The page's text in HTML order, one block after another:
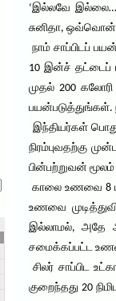
‘இல்லவே இல்லை…
சுனிதா,
நாம் சாப்பிடப்
10 இன்ச் தட்டைப்
முதல் 200
பயன்படுத்துங்கள்.
இந்தியர்கள்
நிரம்புவதற்கு
பின்பற்றுவன்
காலை உணவை 8
உணவை
இல்லாமல், அதே
சமைக்கப்பட்ட
சிலர் சாப்பிட
குறைந்தது 20